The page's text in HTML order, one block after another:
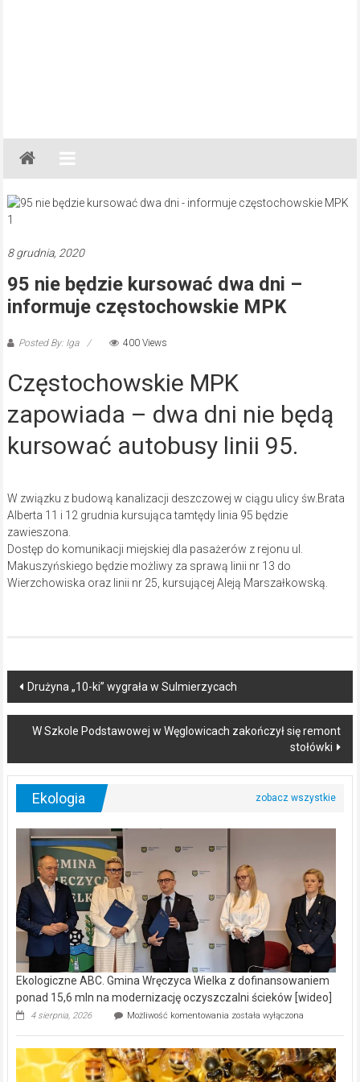
Gazeta
Regionalna
Częstochowa,
Kłobuck,
Myszków
8 grudnia, 2020
95 nie będzie kursować dwa dni –
informuje częstochowskie MPK
Posted By: Iga 400 Views
Częstochowskie MPK
zapowiada – dwa dni nie będą
kursować autobusy linii 95.
W związku z budową kanalizacji deszczowej w ciągu ulicy św.Brata
Alberta 11 i 12 grudnia kursująca tamtędy linia 95 będzie
zawieszona.
Dostęp do komunikacji miejskiej dla pasażerów z rejonu ul.
Makuszyńskiego będzie możliwy za sprawą linii nr 13 do
Wierzchowiska oraz linii nr 25, kursującej Aleją Marszałkowską.
Post
navigation
Drużyna „10-ki” wygrała w Sulmierzycach
W Szkole Podstawowej w Węglowicach zakończył się remont
stołówki
Ekologia
Ekologiczne ABC. Gmina Wręczyca Wielka z dofinansowaniem
ponad 15,6 mln na modernizację oczyszczalni ścieków [wideo]
4 sierpnia, 2026 Możliwość komentowania Ekologiczne
Wręczyca
Wielka
z
została wyłączona